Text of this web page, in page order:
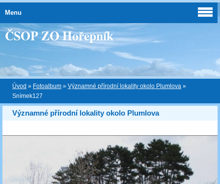
ČSOP ZO Hořepník
Úvod » Fotoalbum » Významné přírodní lokality okolo Plumlova »
Snímek127
Významné přírodní lokality okolo Plumlova
Menu